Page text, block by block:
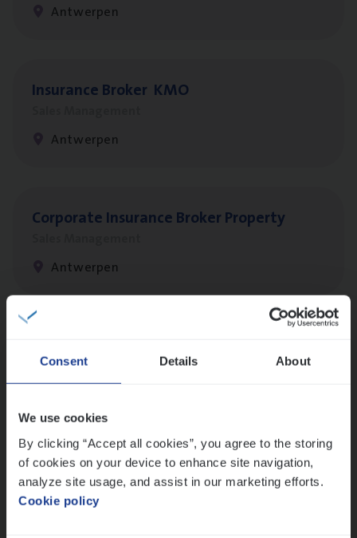
Consent Details About
We use cookies
By clicking “Accept all cookies”, you agree to the storing
of cookies on your device to enhance site navigation,
analyze site usage, and assist in our marketing efforts.
Cookie policy
Antwerpen
Insu­ran­ce Bro­ker KMO
Antwerpen
Cor­po­ra­te Insu­ran­ce Bro­ker Property
Antwerpen
Claims Management
Busi­ness Mana­ger Mari­ne Cargo
People Management, Sales Management